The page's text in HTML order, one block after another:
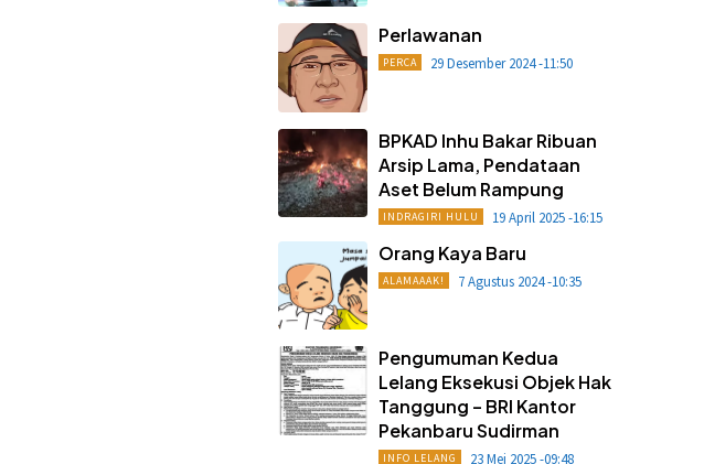
Perlawanan
PERCA 29 Desember 2024 -11:50
BPKAD Inhu Bakar Ribuan
Arsip Lama, Pendataan
Aset Belum Rampung
INDRAGIRI HULU 19 April 2025 -16:15
Orang Kaya Baru
ALAMAAAK! 7 Agustus 2024 -10:35
Pengumuman Kedua
Lelang Eksekusi Objek Hak
Tanggung – BRI Kantor
Pekanbaru Sudirman
INFO LELANG 23 Mei 2025 -09:48